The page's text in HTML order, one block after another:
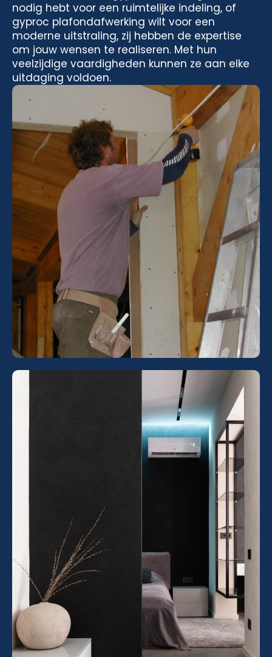
nodig hebt voor een ruimtelijke indeling, of
gyproc plafondafwerking wilt voor een
moderne uitstraling, zij hebben de expertise
om jouw wensen te realiseren. Met hun
veelzijdige vaardigheden kunnen ze aan elke
uitdaging voldoen.